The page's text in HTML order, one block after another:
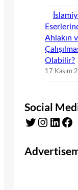
Ahlakın
Olabilir?
17 Kasım
Social
Twitter
Instagram LinkedIn Facebook